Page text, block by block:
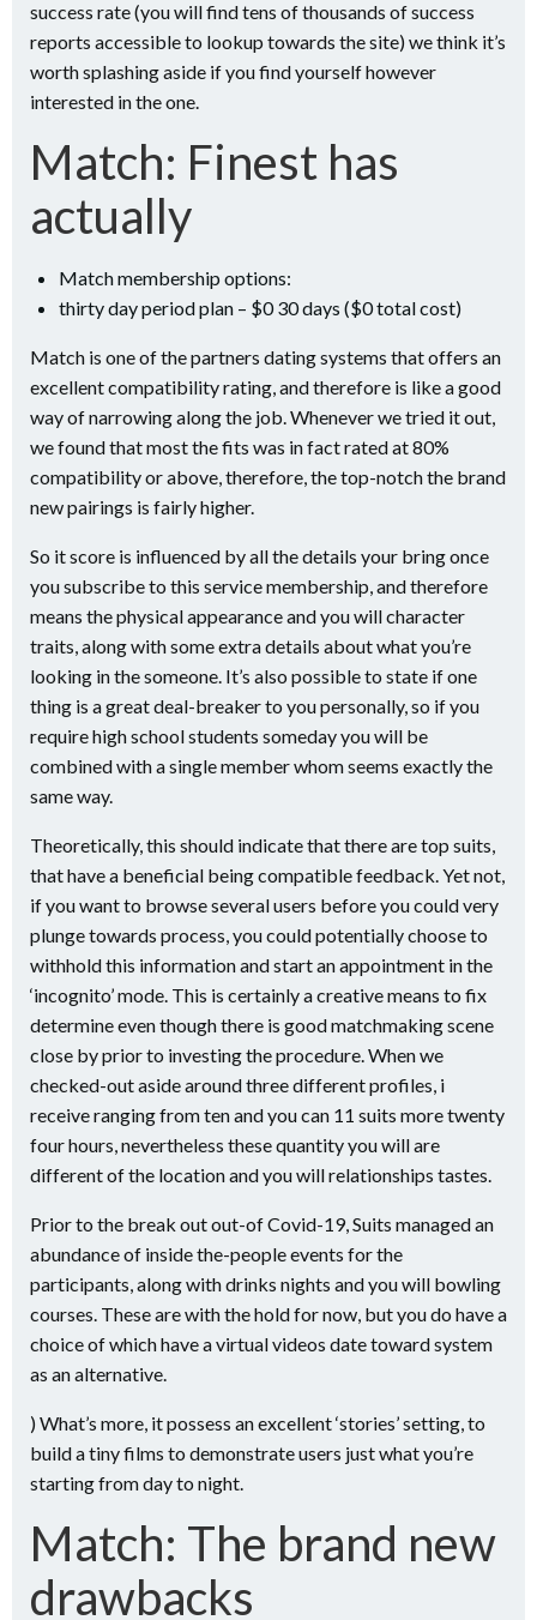
success rate (you will find tens of thousands of success
reports accessible to lookup towards the site) we think it’s
worth splashing aside if you find yourself however
interested in the one.
Match: Finest has
actually
Match membership options:
thirty day period plan – $0 30 days ($0 total cost)
Match is one of the partners dating systems that offers an
excellent compatibility rating, and therefore is like a good
way of narrowing along the job. Whenever we tried it out,
we found that most the fits was in fact rated at 80%
compatibility or above, therefore, the top-notch the brand
new pairings is fairly higher.
So it score is influenced by all the details your bring once
you subscribe to this service membership, and therefore
means the physical appearance and you will character
traits, along with some extra details about what you’re
looking in the someone. It’s also possible to state if one
thing is a great deal-breaker to you personally, so if you
require high school students someday you will be
combined with a single member whom seems exactly the
same way.
Theoretically, this should indicate that there are top suits,
that have a beneficial being compatible feedback. Yet not,
if you want to browse several users before you could very
plunge towards process, you could potentially choose to
withhold this information and start an appointment in the
‘incognito’ mode. This is certainly a creative means to fix
determine even though there is good matchmaking scene
close by prior to investing the procedure. When we
checked-out aside around three different profiles, i
receive ranging from ten and you can 11 suits more twenty
four hours, nevertheless these quantity you will are
different of the location and you will relationships tastes.
Prior to the break out out-of Covid-19, Suits managed an
abundance of inside the-people events for the
participants, along with drinks nights and you will bowling
courses. These are with the hold for now, but you do have a
choice of which have a virtual videos date toward system
as an alternative.
) What’s more, it possess an excellent ‘stories’ setting, to
build a tiny films to demonstrate users just what you’re
starting from day to night.
Match: The brand new
drawbacks